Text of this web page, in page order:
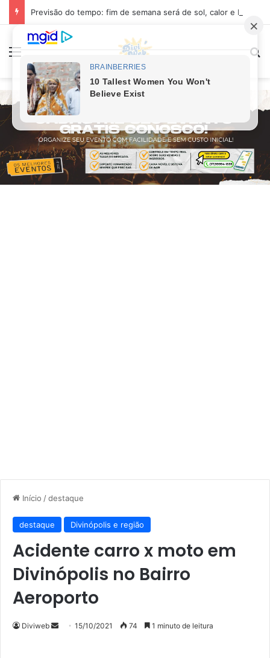
Menu
Início /destaque
destaque Divinópolis e região
Acidente carro x moto em
Divinópolis no Bairro
Aeroporto
Diviweb
Mande15/10/2021 74 1 minuto de leitura